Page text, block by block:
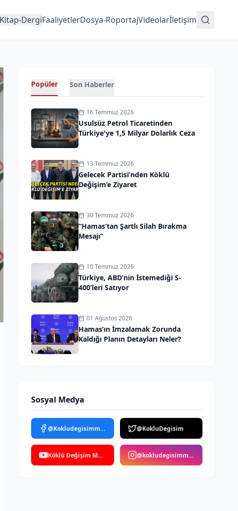
Kitap-DergiFaaliyetlerDosya-RöportajVideolarİletişim
Popüler Son Haberler
16 Temmuz 2026
Usulsüz Petrol Ticaretinden
Türkiye'ye 1,5 Milyar Dolarlık Ceza
13 Temmuz 2026
Gelecek Partisi’nden Köklü
Değişim’e Ziyaret
30 Temmuz 2026
“Hamas’tan Şartlı Silah Bırakma
Mesajı”
10 Temmuz 2026
Türkiye, ABD’nin İstemediği S-
400’leri Satıyor
01 Ağustos 2026
Hamas’ın İmzalamak Zorunda
Kaldığı Planın Detayları Neler?
Sosyal Medya
@Kokludegisimmedya @KokluDegisim
Köklü Değişim Medya @kokludegisimmedya